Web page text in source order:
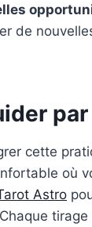
de
cette
où
Astro